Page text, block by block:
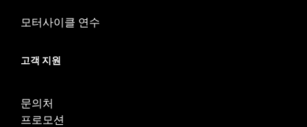
d.com/warrantyfor full details
모터사이클 연수
고객 지원
문의처
프로모션